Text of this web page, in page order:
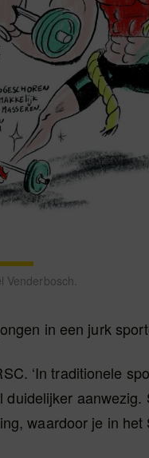
Venderbosch.
in een jurk
‘In traditionele
duidelijker aanwezig.
waardoor je in